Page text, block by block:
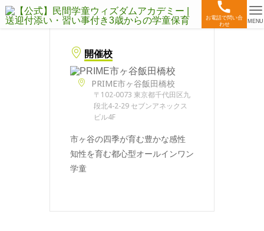
お電話で問い合
わせ
MENU
開催校
PRIME市ヶ谷飯田橋校
〒102-0073 東京都千代田区九
段北4-2-29 セブンアネックス
ビル4F
市ヶ谷の四季が育む豊かな感性
知性を育む都心型オールインワン
学童